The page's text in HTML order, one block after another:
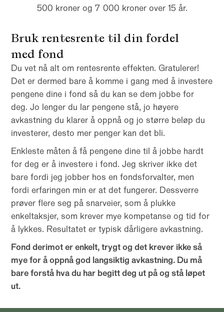
500 kroner og 7 000 kroner over 15 år.
Bruk rentesrente til din fordel
med fond
Du vet nå alt om rentesrente effekten. Gratulerer!
Det er dermed bare å komme i gang med å investere
pengene dine i fond så du kan se dem jobbe for
deg. Jo lenger du lar pengene stå, jo høyere
avkastning du klarer å oppnå og jo større beløp du
investerer, desto mer penger kan det bli.
Enkleste måten å få pengene dine til å jobbe hardt
for deg er å investere i fond. Jeg skriver ikke det
bare fordi jeg jobber hos en fondsforvalter, men
fordi erfaringen min er at det fungerer. Dessverre
prøver flere seg på snarveier, som å plukke
enkeltaksjer, som krever mye kompetanse og tid for
å lykkes. Resultatet er typisk dårligere avkastning.
Fond derimot er enkelt, trygt og det krever ikke så
mye for å oppnå god langsiktig avkastning. Du må
bare forstå hva du har begitt deg ut på og stå løpet
ut.